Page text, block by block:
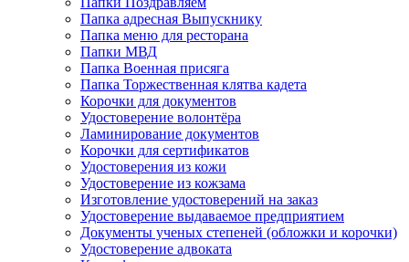
Папка адресная Выпускнику
Папка меню для ресторана
Папки МВД
Папка Военная присяга
Папка Торжественная клятва кадета
Корочки для документов
Удостоверение волонтёра
Ламинирование документов
Корочки для сертификатов
Удостоверения из кожи
Удостоверение из кожзама
Изготовление удостоверений на заказ
Удостоверение выдаваемое предприятием
Документы ученых степеней (обложки и корочки)
Удостоверение адвоката